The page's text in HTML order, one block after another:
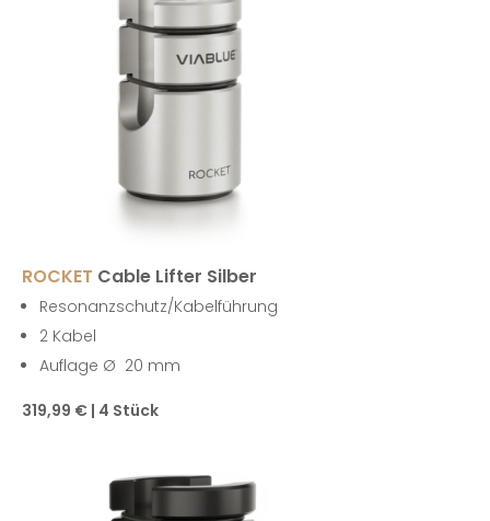
ROCKET Cable Lifter Silber
Resonanzschutz/Kabelführung
2 Kabel
Auflage Ø 20 mm
319,99 € | 4 Stück